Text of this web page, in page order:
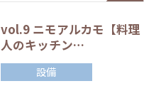
vol.9 ニモアルカモ【料理
人のキッチン…
設備